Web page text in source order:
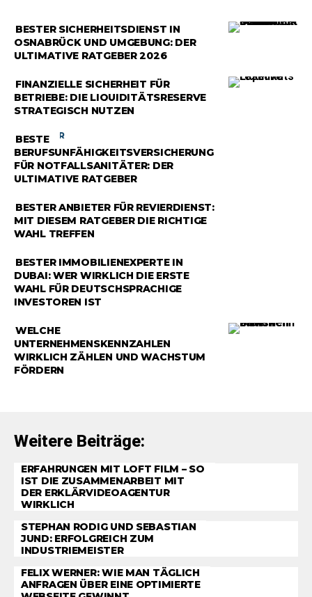
RATGEBER
BESTER SICHERHEITSDIENST IN
OSNABRÜCK UND UMGEBUNG: DER
ULTIMATIVE RATGEBER 2026
RATGEBER
FINANZIELLE SICHERHEIT FÜR
BETRIEBE: DIE LIQUIDITÄTSRESERVE
STRATEGISCH NUTZEN
RATGEBER
BESTE
BERUFSUNFÄHIGKEITSVERSICHERUNG
FÜR NOTFALLSANITÄTER: DER
ULTIMATIVE RATGEBER
RATGEBER
BESTER ANBIETER FÜR REVIERDIENST:
MIT DIESEM RATGEBER DIE RICHTIGE
WAHL TREFFEN
RATGEBER
BESTER IMMOBILIENEXPERTE IN
DUBAI: WER WIRKLICH DIE ERSTE
WAHL FÜR DEUTSCHSPRACHIGE
INVESTOREN IST
RATGEBER
WELCHE
UNTERNEHMENSKENNZAHLEN
WIRKLICH ZÄHLEN UND WACHSTUM
FÖRDERN
Weitere Beiträge:
ERFAHRUNGEN MIT LOFT FILM – SO
IST DIE ZUSAMMENARBEIT MIT
DER ERKLÄRVIDEOAGENTUR
WIRKLICH
STEPHAN RODIG UND SEBASTIAN
JUND: ERFOLGREICH ZUM
INDUSTRIEMEISTER
FELIX WERNER: WIE MAN TÄGLICH
ANFRAGEN ÜBER EINE OPTIMIERTE